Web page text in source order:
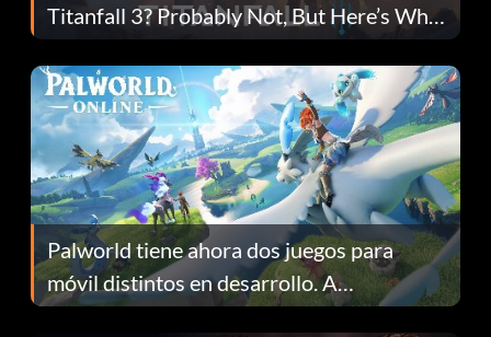
Titanfall 3? Probably Not, But Here’s Why
Fans Are Hopeful
Palworld tiene ahora dos juegos para
móvil distintos en desarrollo. A
continuación te explicamos por qué.